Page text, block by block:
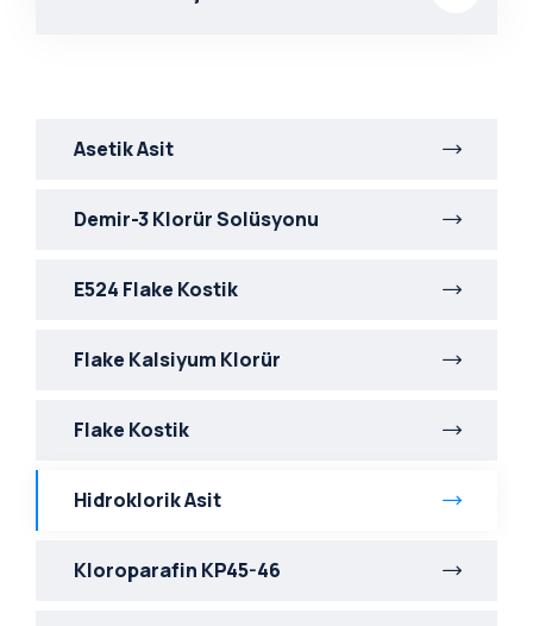
Asetik Asit
Demir-3 Klorür Solüsyonu
E524 Flake Kostik
Flake Kalsiyum Klorür
Flake Kostik
Hidroklorik Asit
Kloroparafin KP45-46